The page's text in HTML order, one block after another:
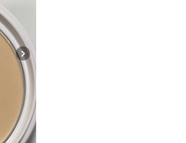
Next slide